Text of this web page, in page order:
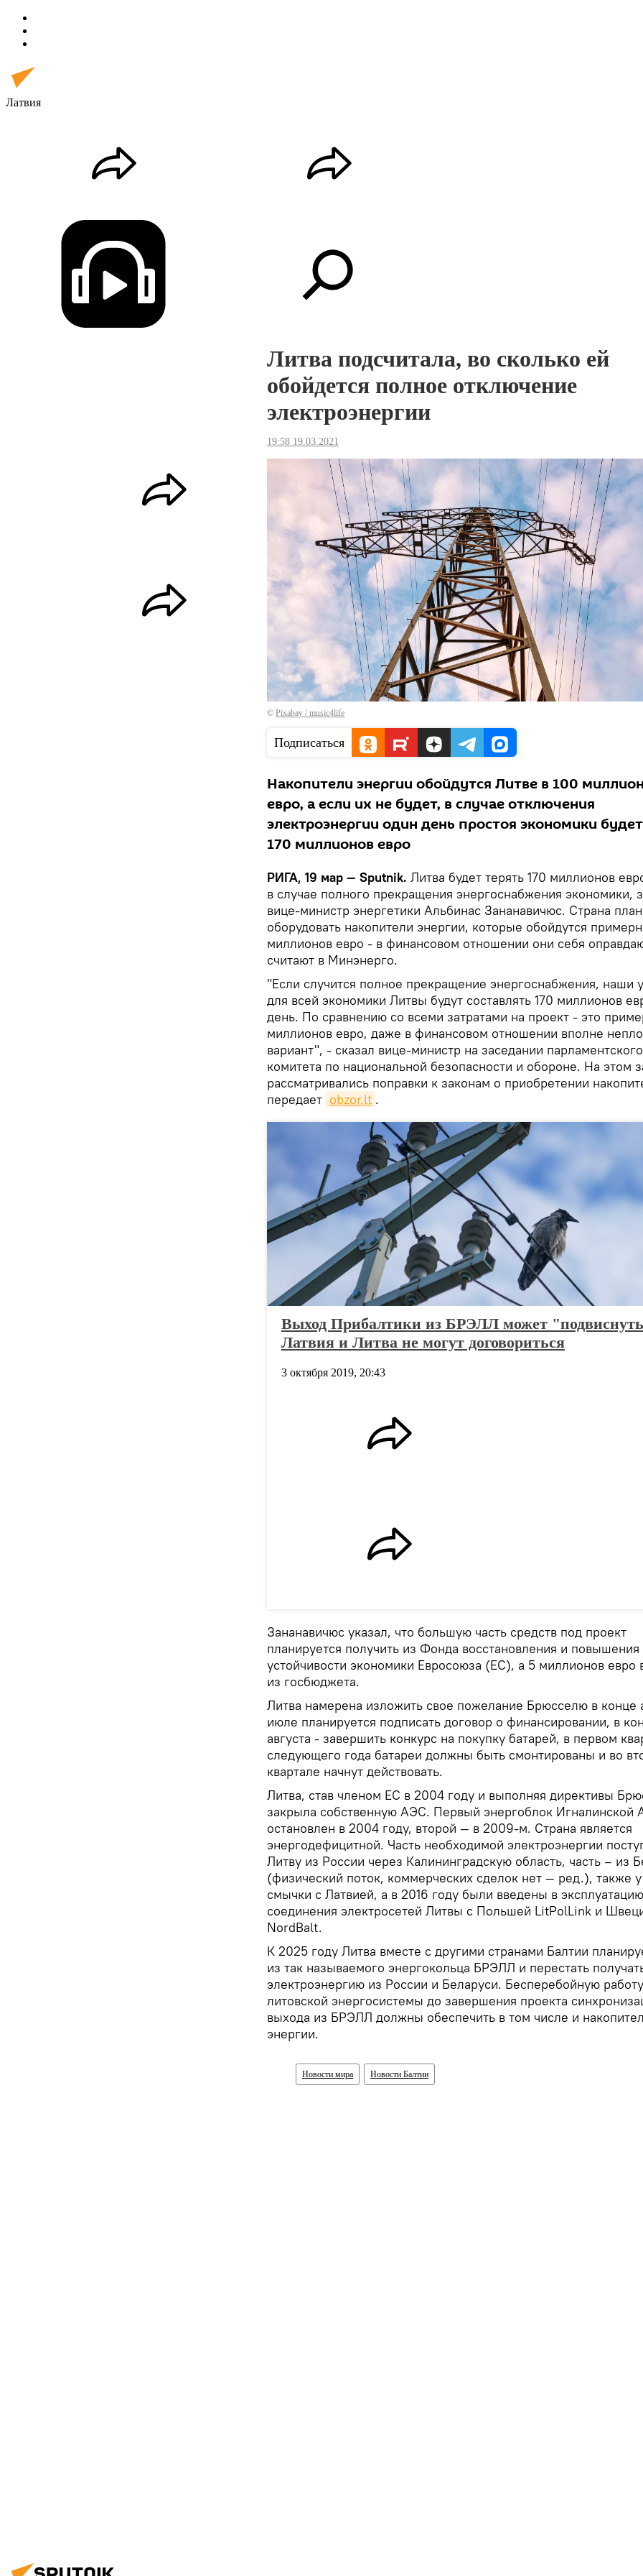
Латвия
Литва подсчитала, во сколько ей
обойдется полное отключение
электроэнергии
19:58 19.03.2021
© Рixabay / music4life
Подписаться
Накопители энергии обойдутся Литве в 100
евро, а если их не будет, в случае отключения
электроэнергии один день простоя экономики
170 миллионов евро
РИГА, 19 мар — Sputnik. Литва будет терять 170 миллионов
в случае полного прекращения энергоснабжения экономики,
вице-министр энергетики Альбинас Зананавичюс. Страна
оборудовать накопители энергии, которые обойдутся
миллионов евро - в финансовом отношении они себя
считают в Минэнерго.
"Если случится полное прекращение энергоснабжения, наши
для всей экономики Литвы будут составлять 170 миллионов
день. По сравнению со всеми затратами на проект - это
миллионов евро, даже в финансовом отношении вполне
вариант", - сказал вице-министр на заседании парламентского
комитета по национальной безопасности и обороне. На этом
рассматривались поправки к законам о приобретении
передает obzor.lt .
Выход Прибалтики из БРЭЛЛ может
Латвия и Литва не могут договориться
3 октября 2019, 20:43
Зананавичюс указал, что большую часть средств под проект
планируется получить из Фонда восстановления и повышения
устойчивости экономики Евросоюза (ЕС), а 5 миллионов евро
из госбюджета.
Литва намерена изложить свое пожелание Брюсселю в конце
июле планируется подписать договор о финансировании, в
августа - завершить конкурс на покупку батарей, в первом
следующего года батареи должны быть смонтированы и во
квартале начнут действовать.
Литва, став членом ЕС в 2004 году и выполняя директивы
закрыла собственную АЭС. Первый энергоблок
остановлен в 2004 году, второй — в 2009-м. Страна является
энергодефицитной. Часть необходимой электроэнергии
Литву из России через Калининградскую область, часть – из
(физический поток, коммерческих сделок нет — ред.), также
смычки с Латвией, а в 2016 году были введены в эксплуатацию
соединения электросетей Литвы с Польшей LitPolLink и
NordBalt.
К 2025 году Литва вместе с другими странами Балтии
из так называемого энергокольца БРЭЛЛ и перестать
электроэнергию из России и Беларуси. Бесперебойную работу
литовской энергосистемы до завершения проекта
выхода из БРЭЛЛ должны обеспечить в том числе и
энергии.
Новости мира Новости Балтии